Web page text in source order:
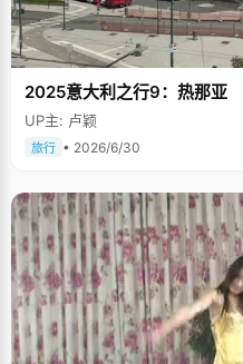
2025意大利之行9：热那亚
UP主: 卢颖
旅行 • 2026/6/30